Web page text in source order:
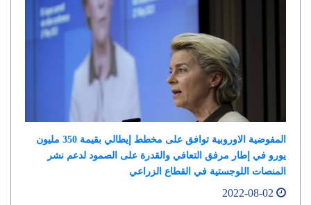
المفوضية الاوروبية توافق على مخطط إيطالي بقيمة 350 مليون
يورو في إطار مرفق التعافي والقدرة على الصمود لدعم نشر
المنصات اللوجستية في القطاع الزراعي